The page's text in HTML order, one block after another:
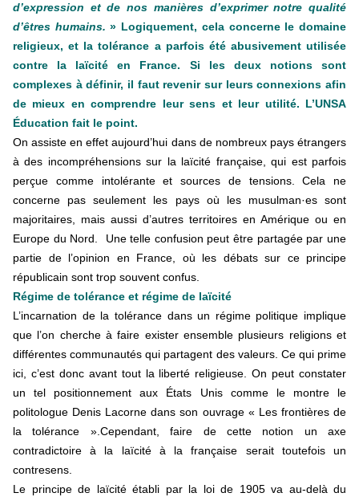
d’expression et de nos manières d’exprimer notre qualité
d’êtres humains. » Logiquement, cela concerne le domaine
religieux, et la tolérance a parfois été abusivement utilisée
contre la laïcité en France. Si les deux notions sont
complexes à définir, il faut revenir sur leurs connexions afin
de mieux en comprendre leur sens et leur utilité. L’UNSA
Éducation fait le point.
On assiste en effet aujourd’hui dans de nombreux pays étrangers
à des incompréhensions sur la laïcité française, qui est parfois
perçue comme intolérante et sources de tensions. Cela ne
concerne pas seulement les pays où les musulman·es sont
majoritaires, mais aussi d’autres territoires en Amérique ou en
Europe du Nord. Une telle confusion peut être partagée par une
partie de l’opinion en France, où les débats sur ce principe
républicain sont trop souvent confus.
Régime de tolérance et régime de laïcité
L’incarnation de la tolérance dans un régime politique implique
que l’on cherche à faire exister ensemble plusieurs religions et
différentes communautés qui partagent des valeurs. Ce qui prime
ici, c’est donc avant tout la liberté religieuse. On peut constater
un tel positionnement aux États Unis comme le montre le
politologue Denis Lacorne dans son ouvrage « Les frontières de
la tolérance ».Cependant, faire de cette notion un axe
contradictoire à la laïcité à la française serait toutefois un
contresens.
Le principe de laïcité établi par la loi de 1905 va au-delà du